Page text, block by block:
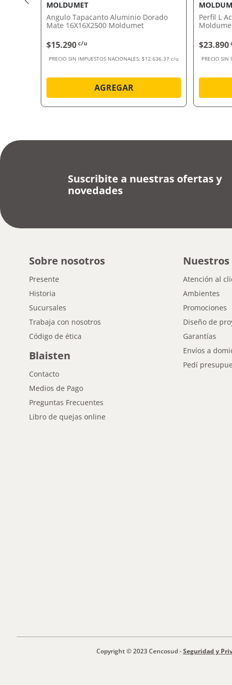
MOLDUMET
Angulo Tapacanto Aluminio Dorado
Mate 16X16X2500 Moldumet
$15.290 c/u
PRECIO SIN IMPUESTOS NACIONALES: $12.636,37 c/u
AGREGAR
Perfil L
$23.890
PRECIO SIN
Suscribite a nuestras ofertas y
novedades
Sobre nosotros
Presente
Historia
Sucursales
Trabaja con nosotros
Código de ética
Blaisten
Contacto
Medios de Pago
Preguntas Frecuentes
Libro de quejas online
Atención al
Ambientes
Promociones
Diseño de
Garantías
Envíos a
Pedí
Copyright © 2023 Cencosud -Seguridad y